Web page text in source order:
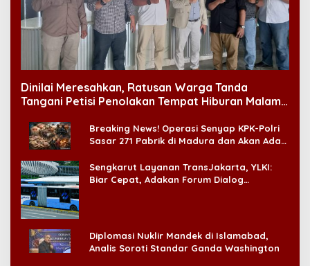
Dinilai Meresahkan, Ratusan Warga Tanda
Tangani Petisi Penolakan Tempat Hiburan Malam
Breaking News! Operasi Senyap KPK-Polri
Sasar 271 Pabrik di Madura dan Akan Ada
Sengkarut Layanan TransJakarta, YLKI:
Biar Cepat, Adakan Forum Dialog
Diplomasi Nuklir Mandek di Islamabad,
Analis Soroti Standar Ganda Washington